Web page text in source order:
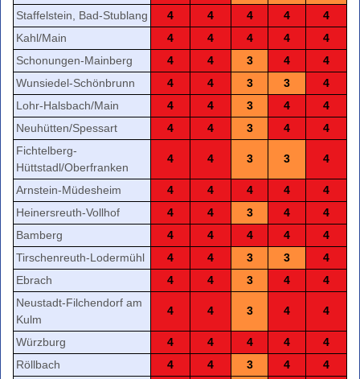
Staffelstein, Bad-Stublang 4 4 4 4
4
Kahl/Main
4 4 4 4
4
Schonungen-Mainberg
4 4 3 4
4
Wunsiedel-Schönbrunn
4 4 3 3
4
Lohr-Halsbach/Main
4 4 3 4
4
Neuhütten/Spessart
4 4 3 4
4
Fichtelberg-
Hüttstadl/Oberfranken
4 4 3 3 4
Arnstein-Müdesheim 4 4 4 4
4
Heinersreuth-Vollhof
4 4 3 4
4
Bamberg
4 4 4 4
4
Tirschenreuth-Lodermühl
4 4 3 3
4
Ebrach
4 4 3 4
4
Neustadt-Filchendorf am
Kulm
4 4 3 4 4
Würzburg 4 4 4 4
4
Röllbach
4 4 3 4
4